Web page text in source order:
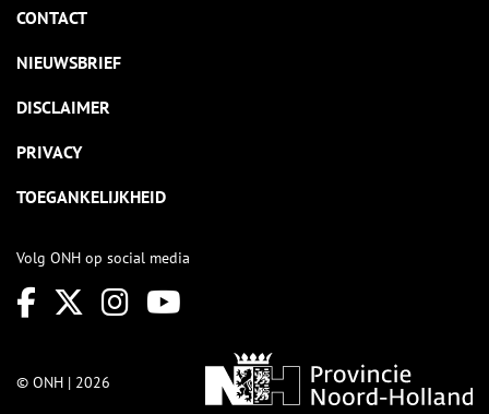
CONTACT
NIEUWSBRIEF
DISCLAIMER
PRIVACY
TOEGANKELIJKHEID
Volg ONH op social media
© ONH | 2026